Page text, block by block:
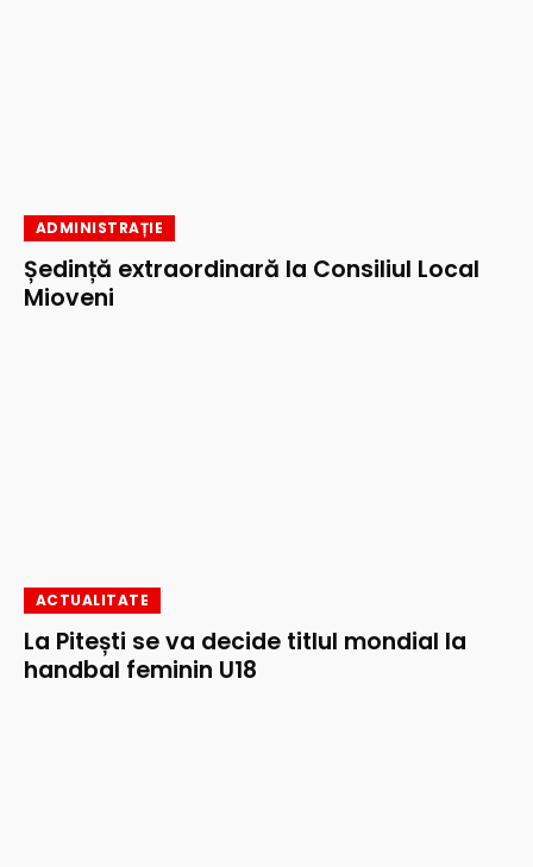
ADMINISTRAȚIE
Ședință extraordinară la Consiliul Local
Mioveni
ACTUALITATE
La Pitești se va decide titlul mondial la
handbal feminin U18